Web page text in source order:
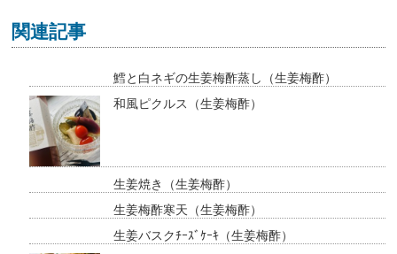
関連記事
鱈と白ネギの生姜梅酢蒸し（生姜梅酢）
和風ピクルス（生姜梅酢）
生姜焼き（生姜梅酢）
生姜梅酢寒天（生姜梅酢）
生姜バスクﾁｰｽﾞｹｰｷ（生姜梅酢）